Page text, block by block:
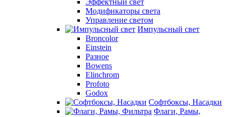
Эффектный свет
Модификаторы света
Управление светом
Импульсный свет
Broncolor
Einstein
Разное
Bowens
Elinchrom
Profoto
Godox
Софтбоксы, Насадки
Флаги, Рамы,